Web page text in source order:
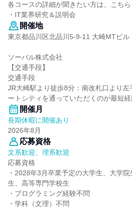
各コースの詳細が聞きたい方は、こちら
・IT業界研究＆説明会
開催地
東京都品川区北品川5-9-11 大崎MTビル
ソーバル株式会社
【交通手段】
交通手段
JR大崎駅より徒歩8分：南改札口より
ートシティを通っていただくのが最短経
開催月
長期休暇に開催あり
2026年8月
応募資格
文系歓迎、理系歓迎
応募資格
・2028年3月卒業予定の大学生、大学
生、高等専門学校生
・プログラミング経験不問
・学科（文理）不問